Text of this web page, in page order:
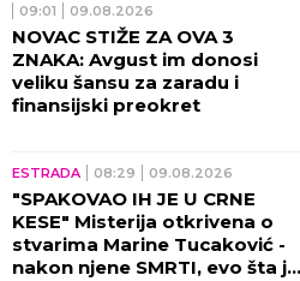
09:01 09.08.2026
NOVAC STIŽE ZA OVA 3
ZNAKA: Avgust im donosi
veliku šansu za zaradu i
finansijski preokret
ESTRADA 08:29 09.08.2026
"SPAKOVAO IH JE U CRNE
KESE" Misterija otkrivena o
stvarima Marine Tucaković -
nakon njene SMRTI, evo šta je